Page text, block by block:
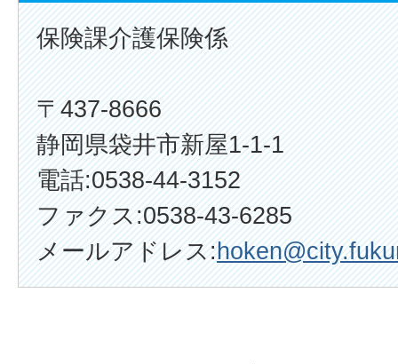
保険課介護保険係
〒437-8666
静岡県袋井市新屋1-1-1
電話:0538-44-3152
ファクス:0538-43-6285
メールアドレス: